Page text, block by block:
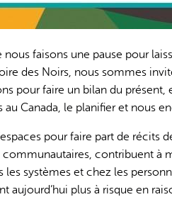
nous faisons une pause pour
des Noirs, nous sommes
pour faire un bilan du
Canada, le planifier et nous
pour faire part de
contribuent à
les systèmes et chez les
aujourd’hui plus à risque en